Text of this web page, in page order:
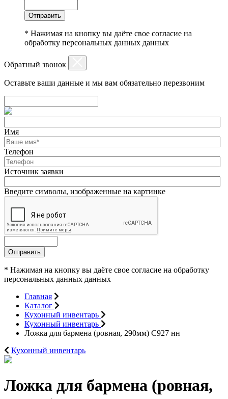
Отправить
* Нажимая на кнопку вы даёте свое согласие на
обработку персональных данных данных
Обратный звонок
Оставьте ваши данные и мы вам обязательно перезвоним
Имя
Телефон
Источник заявки
Введите символы, изображенные на картинке
Отправить
* Нажимая на кнопку вы даёте свое согласие на обработку
персональных данных данных
Главная
Каталог
Кухонный инвентарь
Кухонный инвентарь
Ложка для бармена (ровная, 290мм) С927 нн
Кухонный инвентарь
Ложка для бармена (ровная,